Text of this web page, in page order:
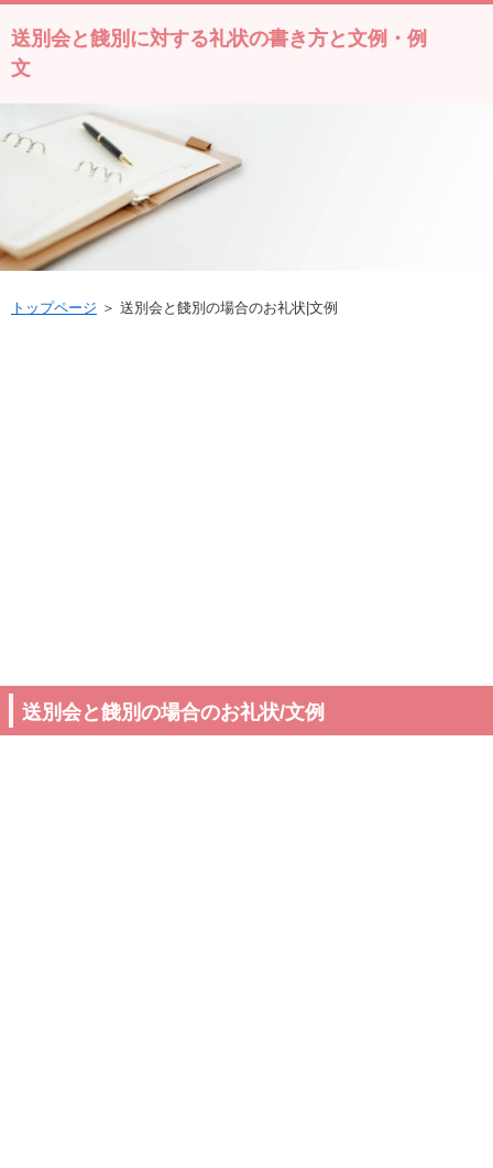
送別会と餞別に対する礼状の書き方と文例・例
文
トップページ ＞ 送別会と餞別の場合のお礼状|文例
送別会と餞別の場合のお礼状/文例